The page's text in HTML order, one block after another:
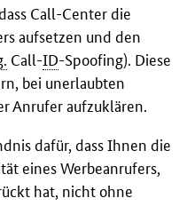
Call-Centerdie
aufsetzen und den
Call-ID-Spoofing). Diese
bei unerlaubten
Anrufer aufzuklären.
dafür, dass Ihnen die
eines Werbeanrufers,
hat, nicht ohne